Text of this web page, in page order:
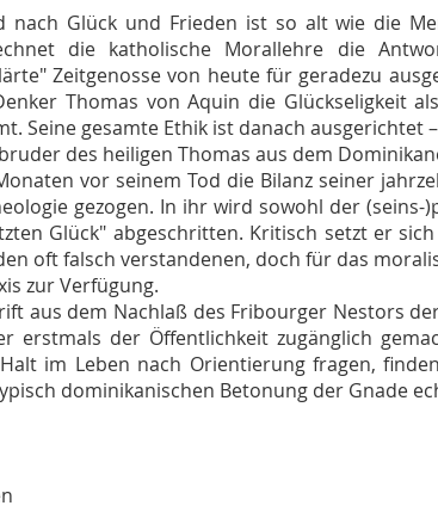
nach Glück und Frieden ist so alt wie die
die katholische Morallehre die
Zeitgenosse von heute für geradezu
Thomas von Aquin die Glückseligkeit
Seine gesamte Ethik ist danach ausgerichtet
des heiligen Thomas aus dem
vor seinem Tod die Bilanz seiner
gezogen. In ihr wird sowohl der
Glück" abgeschritten. Kritisch setzt er
oft falsch verstandenen, doch für das
zur Verfügung.
aus dem Nachlaß des Fribourger Nestors
erstmals der Öffentlichkeit zugänglich
im Leben nach Orientierung fragen,
dominikanischen Betonung der Gnade